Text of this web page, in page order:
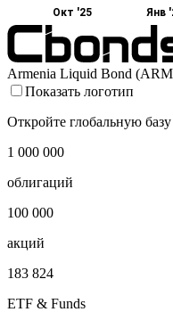
Окт '25 Янв
Armenia Liquid Bond
Показать логотип
Откройте глобальную
1 000 000
облигаций
100 000
акций
183 824
ETF & Funds